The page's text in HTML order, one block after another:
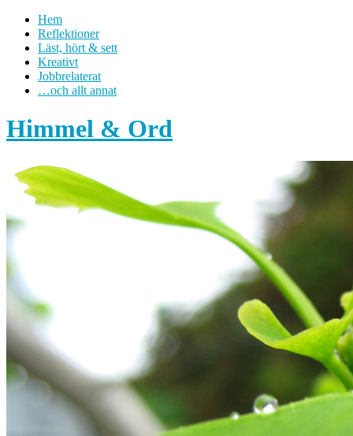
Hem
Reflektioner
Läst, hört & sett
Kreativt
Jobbrelaterat
…och allt annat
Himmel & Ord